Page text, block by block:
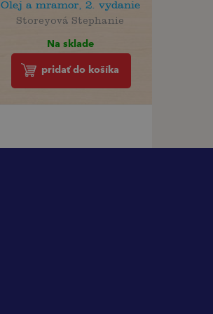
Olej a mramor, 2. vydanie
Storeyová Stephanie
Na sklade
pridať do košíka